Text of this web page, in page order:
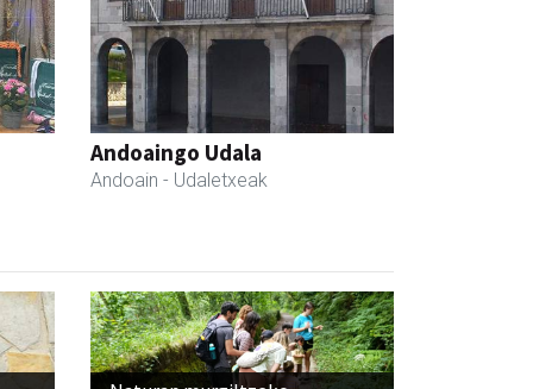
Andoaingo Udala
Andoain - Udaletxeak